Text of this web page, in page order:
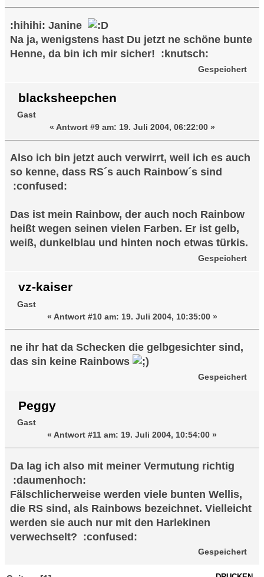
:hihihi: Janine
Na ja, wenigstens hast Du jetzt ne schöne bunte
Henne, da bin ich mir sicher! :knutsch:
Gespeichert
blacksheepchen
Gast
« Antwort #9 am: 19. Juli 2004, 06:22:00 »
Also ich bin jetzt auch verwirrt, weil ich es auch
so kenne, dass RS´s auch Rainbow´s sind
:confused:
Das ist mein Rainbow, der auch noch Rainbow
heißt wegen seinen vielen Farben. Er ist gelb,
weiß, dunkelblau und hinten noch etwas türkis.
Gespeichert
vz-kaiser
Gast
« Antwort #10 am: 19. Juli 2004, 10:35:00 »
ne ihr hat da Schecken die gelbgesichter sind,
das sin keine Rainbows
Gespeichert
Peggy
Gast
« Antwort #11 am: 19. Juli 2004, 10:54:00 »
Da lag ich also mit meiner Vermutung richtig
:daumenhoch:
Fälschlicherweise werden viele bunten Wellis,
die RS sind, als Rainbows bezeichnet. Vielleicht
werden sie auch nur mit den Harlekinen
verwechselt? :confused:
Gespeichert